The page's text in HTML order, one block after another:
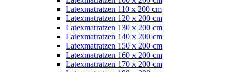
Latexmatratzen 110 x 200 cm
Latexmatratzen 120 x 200 cm
Latexmatratzen 130 x 200 cm
Latexmatratzen 140 x 200 cm
Latexmatratzen 150 x 200 cm
Latexmatratzen 160 x 200 cm
Latexmatratzen 170 x 200 cm